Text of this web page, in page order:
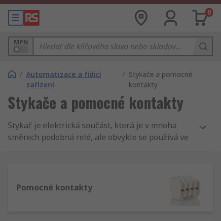
0
MPN
/ Automatizace a řídicí
zařízení
/ Stykače a pomocné
kontakty
Stykače a pomocné kontakty
Stykač je elektrická součást, která je v mnoha
směrech podobná relé, ale obvykle se používá ve
ovládacím zařízením, které řídí jejich stav, nebo
mohou být navrženy tak, aby pracovaly při napětí
Pomocné kontakty